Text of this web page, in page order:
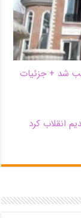
شد + جزئیات